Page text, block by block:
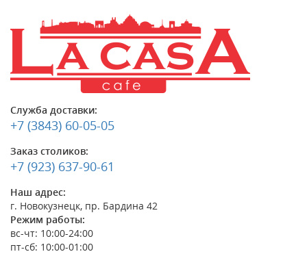
Служба доставки:
+7 (3843) 60-05-05
Заказ столиков:
+7 (923) 637-90-61
Наш адрес:
г. Новокузнецк, пр. Бардина 42
Режим работы:
вс-чт: 10:00-24:00
пт-сб: 10:00-01:00